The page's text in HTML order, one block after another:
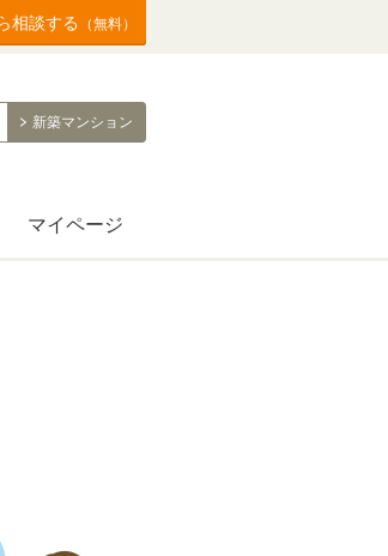
相談する （無料）
新築マンション
マイページ